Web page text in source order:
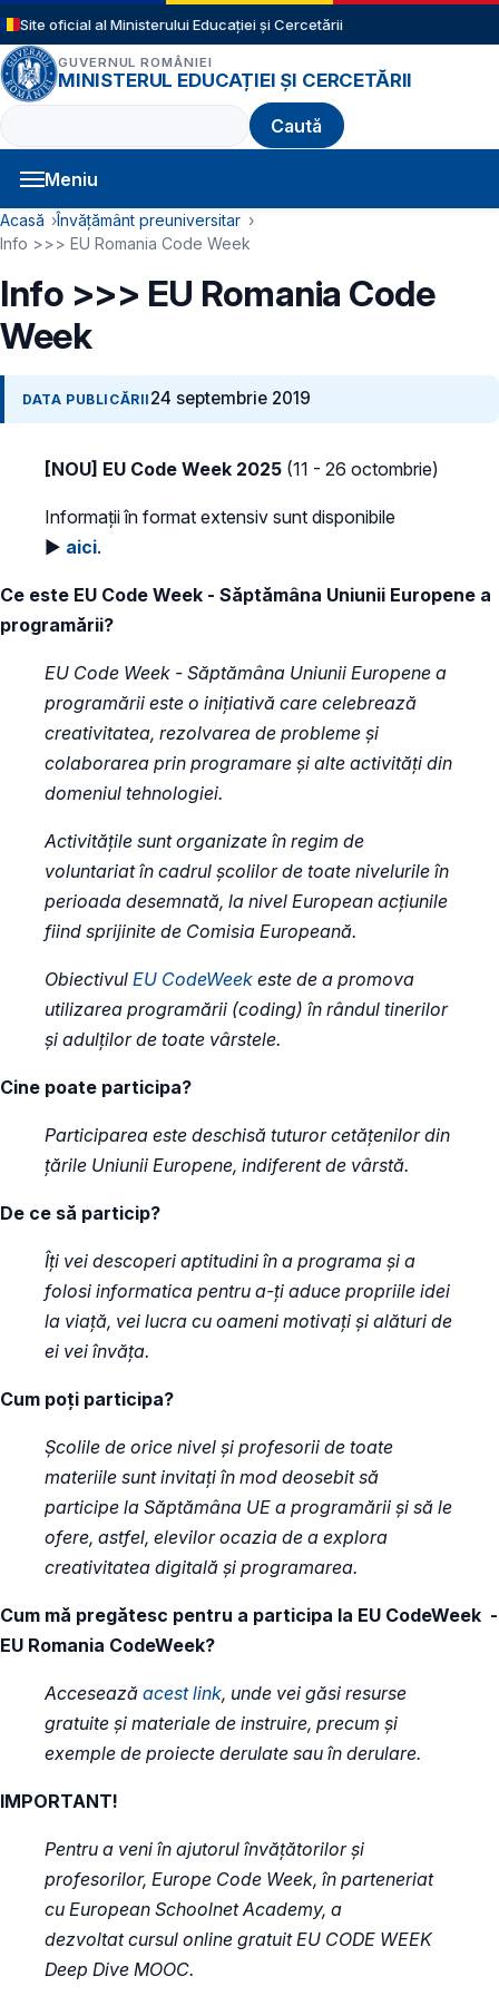
Sari la conținutul principal
Site oficial al Ministerului Educației și Cercetării
GUVERNUL ROMÂNIEI
MINISTERUL EDUCAȚIEI ȘI CERCETĂRII
Caută
Meniu
Navigație principală
Cale de navigare
Acasă
Învățământ preuniversitar
Info >>> EU Romania Code Week
Info >>> EU Romania Code
Week
DATA PUBLICĂRII 24 septembrie 2019
[NOU] EU Code Week 2025 (11 - 26 octombrie)
Informații în format extensiv sunt disponibile
► aici.
Ce este EU Code Week - Săptămâna Uniunii Europene a
programării?
EU Code Week - Săptămâna Uniunii Europene a
programării este o inițiativă care celebrează
creativitatea, rezolvarea de probleme și
colaborarea prin programare și alte activități din
domeniul tehnologiei.
Activitățile sunt organizate în regim de
voluntariat în cadrul şcolilor de toate nivelurile în
perioada desemnată, la nivel European acțiunile
fiind sprijinite de Comisia Europeană.
Obiectivul EU CodeWeek este de a promova
utilizarea programării (coding) în rândul tinerilor
și adulților de toate vârstele.
Cine poate participa?
Participarea este deschisă tuturor cetățenilor din
țările Uniunii Europene, indiferent de vârstă.
De ce să particip?
Îți vei descoperi aptitudini în a programa și a
folosi informatica pentru a-ți aduce propriile idei
la viață, vei lucra cu oameni motivați și alături de
ei vei învăța.
Cum poți participa?
Școlile de orice nivel și profesorii de toate
materiile sunt invitați în mod deosebit să
participe la Săptămâna UE a programării și să le
ofere, astfel, elevilor ocazia de a explora
creativitatea digitală și programarea.
Cum mă pregătesc pentru a participa la EU CodeWeek -
EU Romania CodeWeek?
Accesează acest link, unde vei găsi resurse
gratuite şi materiale de instruire, precum și
exemple de proiecte derulate sau în derulare.
IMPORTANT!
Pentru a veni în ajutorul învățătorilor și
profesorilor, Europe Code Week, în parteneriat
cu European Schoolnet Academy, a
dezvoltat cursul online gratuit EU CODE WEEK
Deep Dive MOOC.